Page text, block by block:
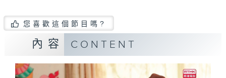
您喜歡這個節目嗎?
內容 CONTENT